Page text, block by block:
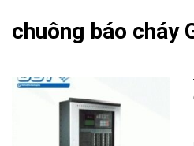
chuông báo cháy